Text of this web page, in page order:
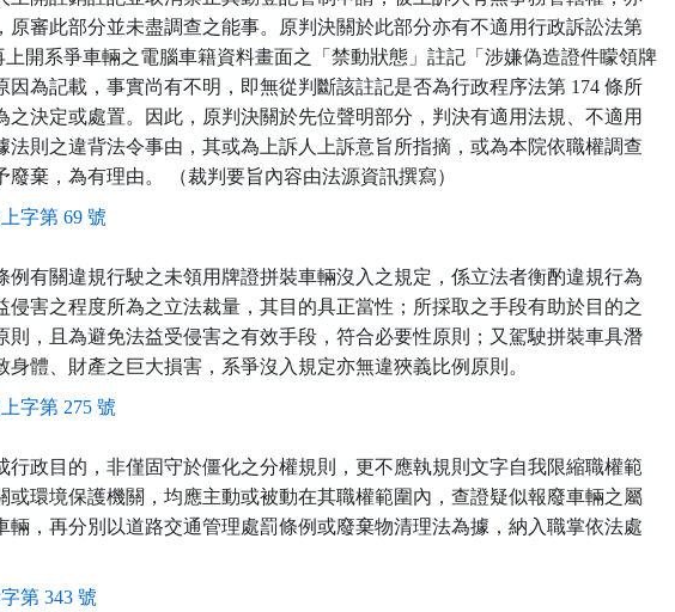
原審此部分並未盡調查之能事。原判決關於此部分亦有不適用行政訴訟法第
上開系爭車輛之電腦車籍資料畫面之「禁動狀態」註記「涉嫌偽造證件矇領牌
因為記載，事實尚有不明，即無從判斷該註記是否為行政程序法第 174 條所
之決定或處置。因此，原判決關於先位聲明部分，判決有適用法規、不適用
法則之違背法令事由，其或為上訴人上訴意旨所指摘，或為本院依職權調查
廢棄，為有理由。 （裁判要旨內容由法源資訊撰寫）
字第 69 號
例有關違規行駛之未領用牌證拼裝車輛沒入之規定，係立法者衡酌違規行為
侵害之程度所為之立法裁量，其目的具正當性；所採取之手段有助於目的之
則，且為避免法益受侵害之有效手段，符合必要性原則；又駕駛拼裝車具潛
身體、財產之巨大損害，系爭沒入規定亦無違狹義比例原則。
字第 275 號
行政目的，非僅固守於僵化之分權規則，更不應執規則文字自我限縮職權範
或環境保護機關，均應主動或被動在其職權範圍內，查證疑似報廢車輛之屬
輛，再分別以道路交通管理處罰條例或廢棄物清理法為據，納入職掌依法處
第 343 號